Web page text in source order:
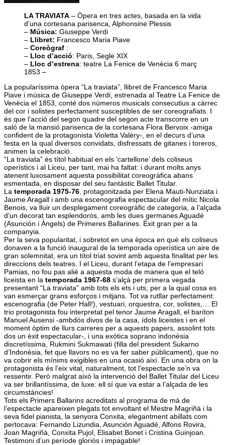
LA TRAVIATA – Òpera en tres actes, basada en la vida
d’una cortesana parisenca, Alphonsine Plessis
– Música: Giuseppe Verdi
– Llibret: Francesco Maria Piave
– Coreògraf :
– Lloc d’acció: Paris, Segle XIX
– Lloc d’estrena: teatre La Fenice de Venècia 6 març
1853 –
La popularíssima òpera “La traviata”, llibret de Francesco Maria
Piave i música de Giuseppe Verdi, estrenada al Teatre La Fenice de
Venècia el 1853, conté dos números musicals consecutius a càrrec
del cor i solistes perfectament susceptibles de ser coreografiats. I
és que l’acció del segon quadre del segon acte transcorre en un
saló de la mansió parisenca de la cortesana Flora Bervoix -amiga
confident de la protagonista Violetta Valéry-, en el decurs d’una
festa en la qual diversos convidats, disfressats de gitanes i toreros,
animen la celebració.
“La traviata” és títol habitual en els ‘cartellone’ dels coliseus
operístics i al Liceu, per tant, mai ha faltat: i durant molts anys
atenent luxosament aquesta possibilitat coreogràfica abans
esmentada, en disposar del seu fantàstic Ballet Titular.
La temporada 1975-76 , protagonitzada per Elena Mauti-Nunziata i
Jaume Aragall i amb una escenografia espectacular del mític Nicola
Benois, va lluir un desplegament coreogràfic de categoria, a l’alçada
d’un decorat tan esplendorós, amb les dues germanes Aguadé
(Asunción i Àngels) de Primeres Ballarines. Èxit gran per a la
companyia.
Per la seva popularitat, i sobretot en una època en què els coliseus
donaven a la funció inaugural de la temporada operística un aire de
gran solemnitat, era un títol triat sovint amb aquesta finalitat per les
direccions dels teatres. I el Liceu, durant l’etapa de l’empresari
Pamias, no fou pas aliè a aquesta moda de manera que el teló
liceista en la temporada 1967-68 s’alçà per primera vegada
presentant “La traviata” amb tots els ets i uts, per a la qual cosa es
van esmerçar grans esforços i mitjans. Tot va rutllar perfectament:
escenografia (de Peter Hall!), vestuari, orquestra, cor, solistes,… El
trio protagonista fou interpretat pel tenor Jaume Aragall, el baríton
Manuel Ausensi -ambdós divos de la casa, ídols liceistes i en el
moment òptim de llurs carreres per a aquests papers, assolint tots
dos un èxit espectacular-, i una exòtica soprano indonèsia
discretíssima, Rukmini Sukmawati (filla del president Sukarno
d’Indonèsia, fet que llavors no es va fer saber públicament), que no
va cobrir els mínims exigibles en una ocasió així. En una obra on la
protagonista és l’eix vital, naturalment, tot l’espectacle se’n va
ressentir. Però malgrat això la intervenció del Ballet Titular del Liceu
va ser brillantíssima, de luxe: ell sí que va estar a l’alçada de les
circumstàncies!
Tots els Primers Ballarins acreditats al programa de mà de
l’espectacle apareixen plegats tot envoltant el Mestre Magriñà i la
seva fidel pianista, la senyora Conxita, elegantment abillats com
pertocava: Fernando Lizundia, Asunción Aguadé, Alfons Rovira,
Joan Magriñà, Conxita Pujol, Elisabet Bonet i Cristina Guinjoan.
Testimoni d’un període gloriós i impagable!